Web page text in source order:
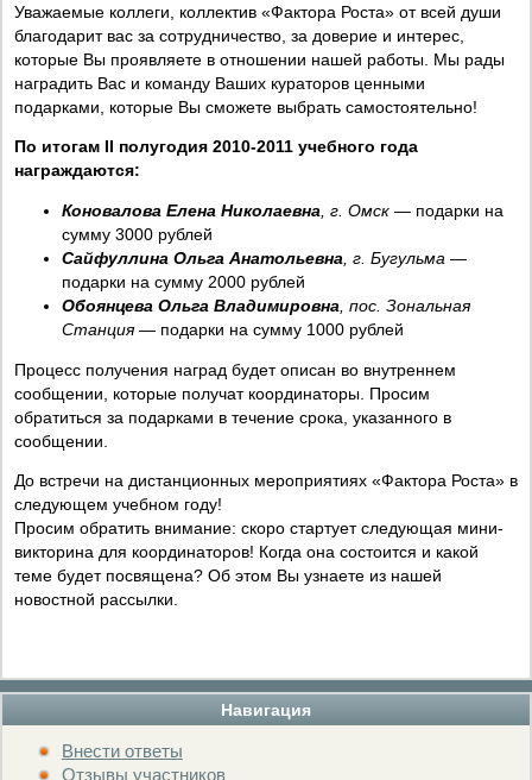
Навигация
Внести ответы
Отзывы участников
Уважаемые коллеги, коллектив «Фактора Роста» от всей души
благодарит вас за сотрудничество, за доверие и интерес,
которые Вы проявляете в отношении нашей работы. Мы рады
наградить Вас и команду Ваших кураторов ценными
подарками, которые Вы сможете выбрать самостоятельно!
По итогам II полугодия 2010-2011 учебного года
награждаются:
Коновалова Елена Николаевна , г. Омск — подарки на
сумму 3000 рублей
Сайфуллина Ольга Анатольевна , г. Бугульма —
подарки на сумму 2000 рублей
Обоянцева Ольга Владимировна , пос. Зональная
Станция— подарки на сумму 1000 рублей
Процесс получения наград будет описан во внутреннем
сообщении, которые получат координаторы. Просим
обратиться за подарками в течение срока, указанного в
сообщении.
До встречи на дистанционных мероприятиях «Фактора Роста» в
следующем учебном году!
Просим обратить внимание: скоро стартует следующая мини-
викторина для координаторов! Когда она состоится и какой
теме будет посвящена? Об этом Вы узнаете из нашей
новостной рассылки.